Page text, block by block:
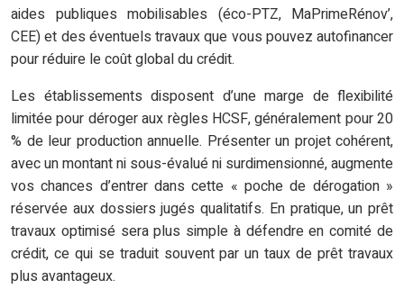
aides publiques mobilisables (éco-PTZ, MaPrimeRénov’,
CEE) et des éventuels travaux que vous pouvez autofinancer
pour réduire le coût global du crédit.
Les établissements disposent d’une marge de flexibilité
limitée pour déroger aux règles HCSF, généralement pour 20
% de leur production annuelle. Présenter un projet cohérent,
avec un montant ni sous-évalué ni surdimensionné, augmente
vos chances d’entrer dans cette « poche de dérogation »
réservée aux dossiers jugés qualitatifs. En pratique, un prêt
travaux optimisé sera plus simple à défendre en comité de
crédit, ce qui se traduit souvent par un taux de prêt travaux
plus avantageux.